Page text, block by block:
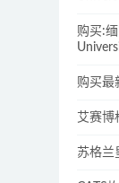
购买:
购买最
艾赛博
苏格兰